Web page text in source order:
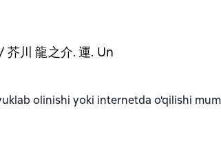
川 龍之介. 運. Un
olinishi yoki internetda o'qilishi